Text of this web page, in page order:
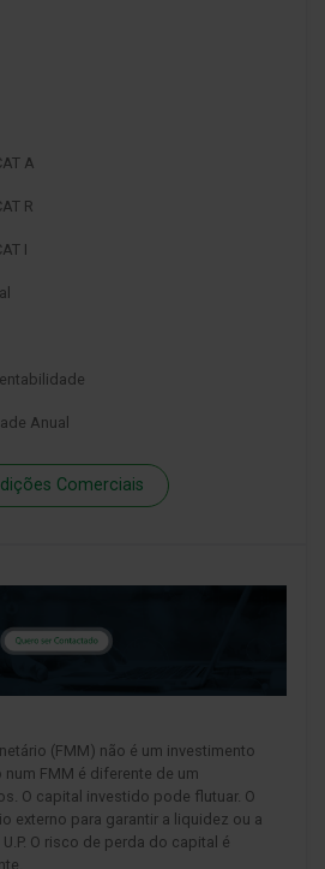
A
R
I
Anual
Comerciais
(FMM) não é um investimento
FMM é diferente de um
O capital investido pode flutuar. O
externo para garantir a liquidez ou a
O risco de perda do capital é